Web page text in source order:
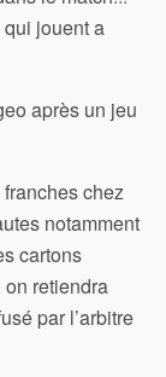
jouent a
après un jeu
chez
notamment
cartons
retiendra
par l’arbitre